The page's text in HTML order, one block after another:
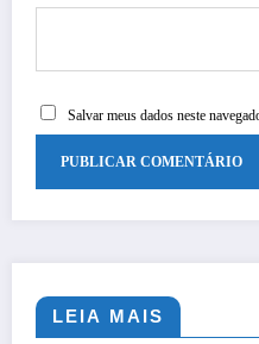
Salvar meus dados neste
LEIA MAIS